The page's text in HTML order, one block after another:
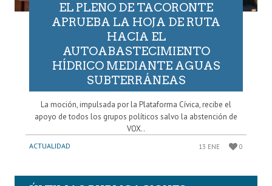
EL PLENO DE TACORONTE
APRUEBA LA HOJA DE RUTA
HACIA EL
AUTOABASTECIMIENTO
HÍDRICO MEDIANTE AGUAS
SUBTERRÁNEAS
La moción, impulsada por la Plataforma Cívica, recibe el
apoyo de todos los grupos políticos salvo la abstención de
VOX..
ACTUALIDAD 13 ENE 0